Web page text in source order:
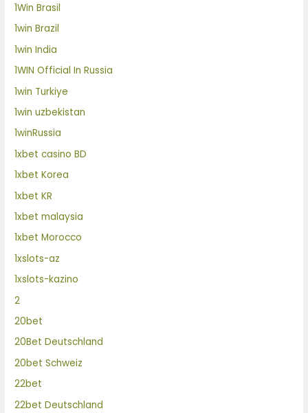
1Win Brasil
1win Brazil
1win India
1WIN Official In Russia
1win Turkiye
1win uzbekistan
1winRussia
1xbet casino BD
1xbet Korea
1xbet KR
1xbet malaysia
1xbet Morocco
1xslots-az
1xslots-kazino
2
20bet
20Bet Deutschland
20bet Schweiz
22bet
22bet Deutschland